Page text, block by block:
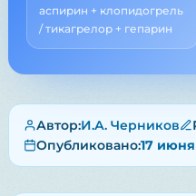
аспирин + клопидогрель
/ тикагрелор + гепарин
Автор:И.А. Черников
Опубликовано:17